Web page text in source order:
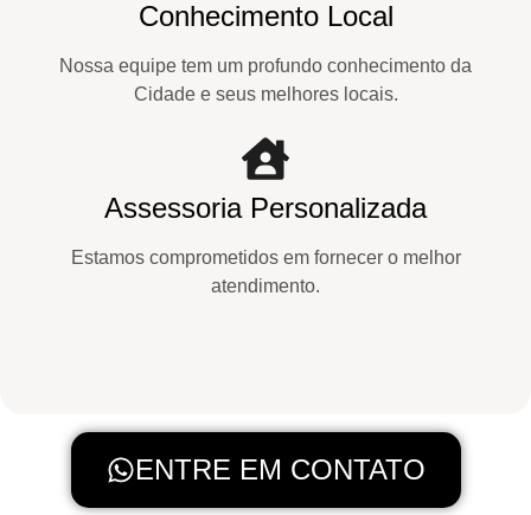
Conhecimento Local
Nossa equipe tem um profundo conhecimento da
Cidade e seus melhores locais.
Assessoria Personalizada
Estamos comprometidos em fornecer o melhor
atendimento.
ENTRE EM CONTATO